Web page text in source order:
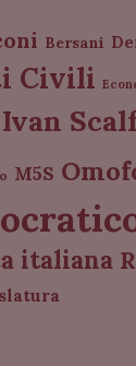
Bersani
Civili
Ivan
M5S
italiana